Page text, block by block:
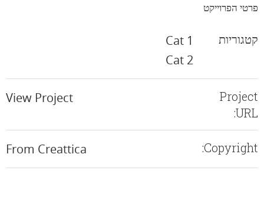
פרטי הפרוייקט
קטגוריות
Cat 1
Cat 2
Project
URL:
View Project
Copyright:
From Creattica